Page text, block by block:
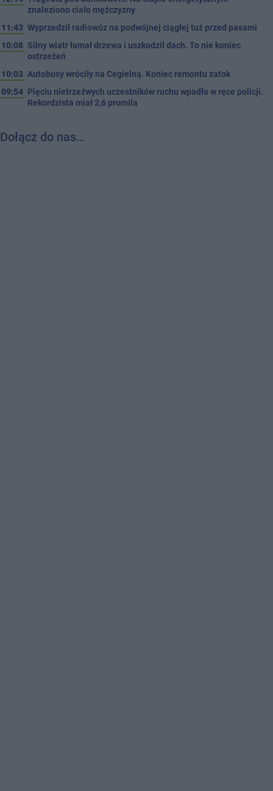
znaleziono ciało mężczyzny
11:43 Wyprzedził radiowóz na podwójnej ciągłej tuż przed pasami
10:08 Silny wiatr łamał drzewa i uszkodził dach. To nie koniec
ostrzeżeń
10:03 Autobusy wróciły na Cegielną. Koniec remontu zatok
09:54 Pięciu nietrzeźwych uczestników ruchu wpadło w ręce policji.
Rekordzista miał 2,6 promila
Dołącz do nas…